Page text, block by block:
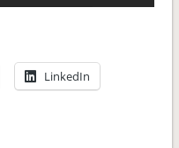
LinkedIn